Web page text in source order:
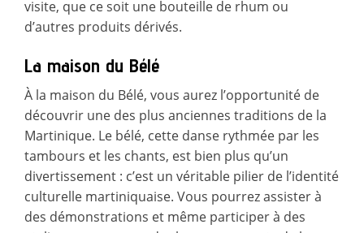
visite, que ce soit une bouteille de rhum ou
d’autres produits dérivés.
La maison du Bélé
À la maison du Bélé, vous aurez l’opportunité de
découvrir une des plus anciennes traditions de la
Martinique. Le bélé, cette danse rythmée par les
tambours et les chants, est bien plus qu’un
divertissement : c’est un véritable pilier de l’identité
culturelle martiniquaise. Vous pourrez assister à
des démonstrations et même participer à des